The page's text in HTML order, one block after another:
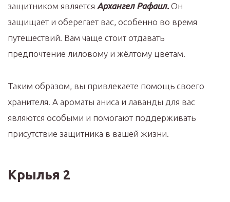
защитником является Архангел Рафаил. Он
защищает и оберегает вас, особенно во время
путешествий. Вам чаще стоит отдавать
предпочтение лиловому и жёлтому цветам.
Таким образом, вы привлекаете помощь своего
хранителя. А ароматы аниса и лаванды для вас
являются особыми и помогают поддерживать
присутствие защитника в вашей жизни.
Крылья 2